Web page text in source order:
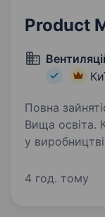
Product
Повна
Вища освіта. Компанія, світовий лідер
у
та більш ніж
4 год. тому